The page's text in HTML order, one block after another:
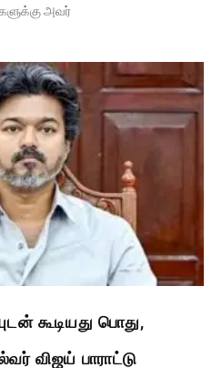
அவர்
கூடியது பொது,
விஜய் பாராட்டு